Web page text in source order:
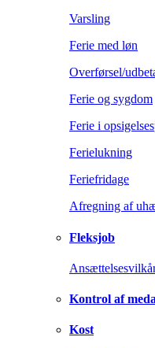
Varsling
Ferie med løn
Overførsel/
Ferie og sygdom
Ferie i
Ferielukning
Feriefridage
Afregning af
Fleksjob
Kontrol af
Kost